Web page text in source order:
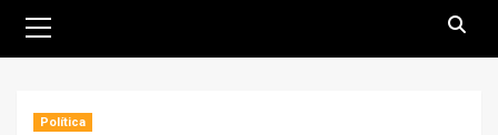
Política